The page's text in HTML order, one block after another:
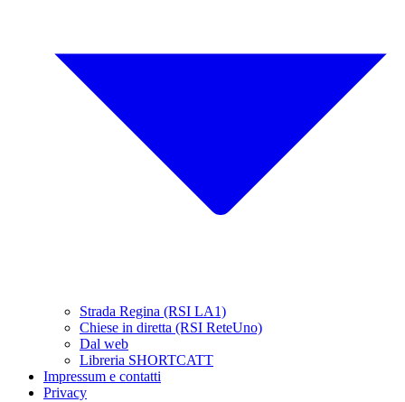
Strada Regina (RSI LA1)
Chiese in diretta (RSI ReteUno)
Dal web
Libreria SHORTCATT
Impressum e contatti
Privacy